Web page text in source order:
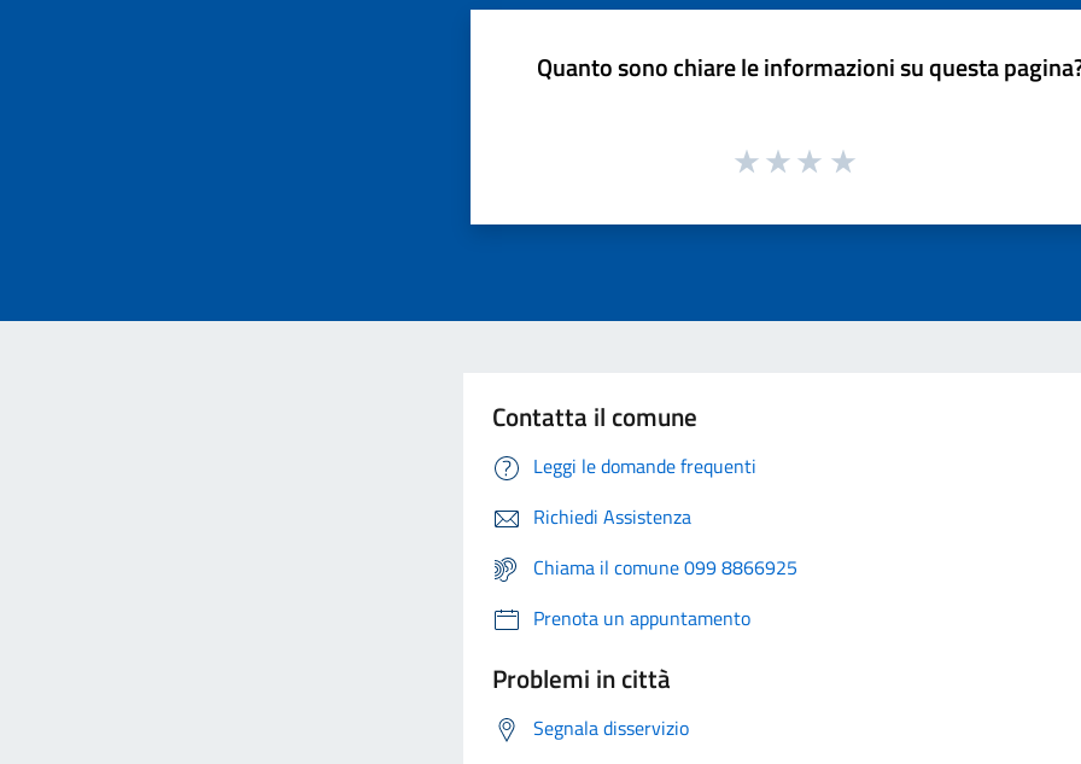
Quanto sono chiare le informazioni su questa
Contatta il comune
Leggi le domande frequenti
Richiedi Assistenza
Chiama il comune 099 8866925
Prenota un appuntamento
Problemi in città
Segnala disservizio